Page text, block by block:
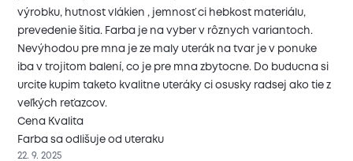
výrobku, hutnost vlákien , jemnosť ci hebkost materiálu,
prevedenie šitia. Farba je na vyber v rôznych variantoch.
Nevýhodou pre mna je ze maly uterák na tvar je v ponuke
iba v trojitom balení, co je pre mna zbytocne. Do buducna si
urcite kupim taketo kvalitne uteráky ci osusky radsej ako tie z
veľkých reťazcov.
Cena Kvalita
Farba sa odlišuje od uteraku
22. 9. 2025